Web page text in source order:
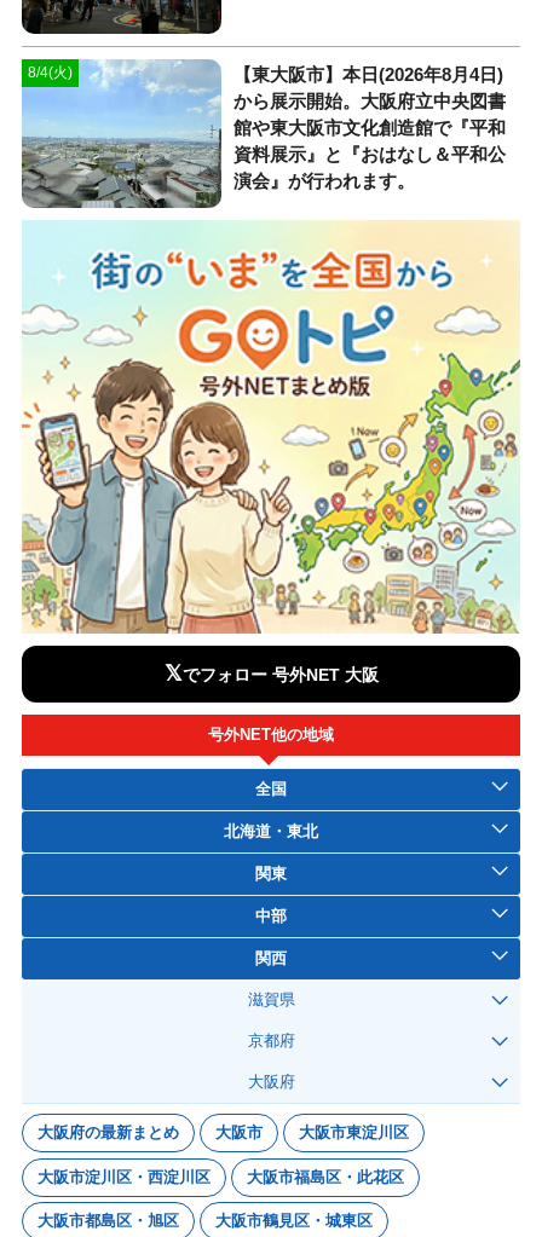
8/4(火)
【東大阪市】本日(2026年8月4日)
から展示開始。大阪府立中央図書
館や東大阪市文化創造館で『平和
資料展示』と『おはなし＆平和公
演会』が行われます。
𝕏でフォロー 号外NET 大阪
号外NET他の地域
全国
北海道・東北
関東
中部
関西
滋賀県
京都府
大阪府
大阪府の最新まとめ 大阪市 大阪市東淀川区
大阪市淀川区・西淀川区 大阪市福島区・此花区
大阪市都島区・旭区 大阪市鶴見区・城東区